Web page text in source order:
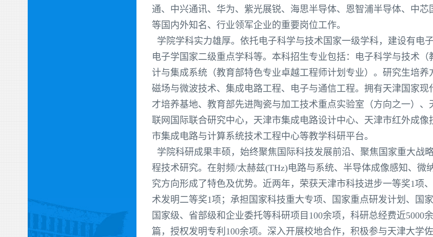
通、中兴通讯、华为、紫光展锐、海思半导体、恩智浦半导体、中
等国内外知名、行业领军企业的重要岗位工作。
学院学科实力雄厚。依托电子科学与技术国家一级学科，建设有电
电子学国家二级重点学科等。本科招生专业包括：电子科学与技术
计与集成系统（教育部特色专业卓越工程师计划专业）。研究生培
磁场与微波技术、集成电路工程、电子与通信工程。拥有天津国家
才培养基地、教育部先进陶瓷与加工技术重点实验室（方向之一）
联网国际联合研究中心，天津市集成电路设计中心、天津市红外成
市集成电路与计算系统技术工程中心等教学科研平台。
学院科研成果丰硕，始终聚焦国际科技发展前沿、聚焦国家重大战
程技术研究。在射频/太赫兹(THz)电路与系统、半导体成像感知、
究方向形成了特色及优势。近两年，荣获天津市科技进步一等奖1项
术发明二等奖1项；承担国家科技重大专项、国家重点研发计划、国
国家级、省部级和企业委托等科研项目100余项，科研总经费近5000
篇，授权发明专利100余项。深入开展校地合作，积极参与天津大学